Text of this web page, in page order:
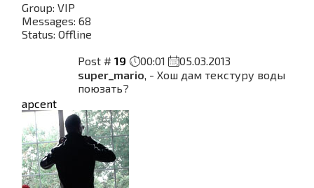
Group: VIP
Messages: 68
Status: Offline
Post # 19 00:01
05.03.2013
super_mario, - Хош дам текстуру воды
поюзать?
apcent